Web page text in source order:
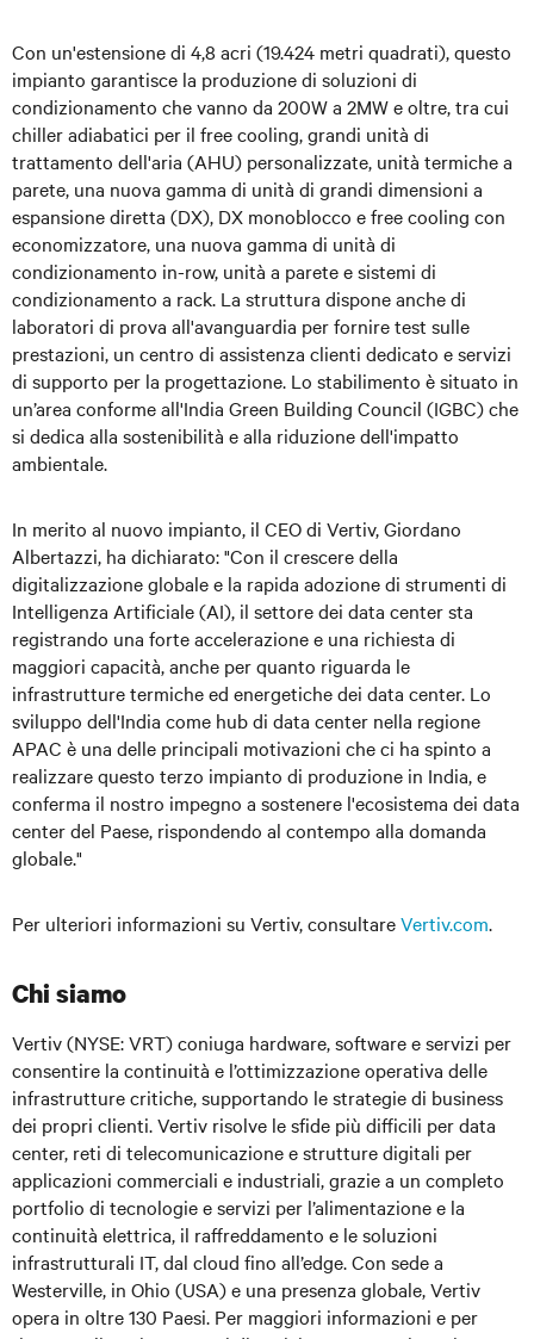
Con un'estensione di 4,8 acri (19.424 metri quadrati), questo
impianto garantisce la produzione di soluzioni di
condizionamento che vanno da 200W a 2MW e oltre, tra cui
chiller adiabatici per il free cooling, grandi unità di
trattamento dell'aria (AHU) personalizzate, unità termiche a
parete, una nuova gamma di unità di grandi dimensioni a
espansione diretta (DX), DX monoblocco e free cooling con
economizzatore, una nuova gamma di unità di
condizionamento in-row, unità a parete e sistemi di
condizionamento a rack. La struttura dispone anche di
laboratori di prova all'avanguardia per fornire test sulle
prestazioni, un centro di assistenza clienti dedicato e servizi
di supporto per la progettazione. Lo stabilimento è situato in
un’area conforme all'India Green Building Council (IGBC) che
si dedica alla sostenibilità e alla riduzione dell'impatto
ambientale.
In merito al nuovo impianto, il CEO di Vertiv, Giordano
Albertazzi, ha dichiarato: "Con il crescere della
digitalizzazione globale e la rapida adozione di strumenti di
Intelligenza Artificiale (AI), il settore dei data center sta
registrando una forte accelerazione e una richiesta di
maggiori capacità, anche per quanto riguarda le
infrastrutture termiche ed energetiche dei data center. Lo
sviluppo dell'India come hub di data center nella regione
APAC è una delle principali motivazioni che ci ha spinto a
realizzare questo terzo impianto di produzione in India, e
conferma il nostro impegno a sostenere l'ecosistema dei data
center del Paese, rispondendo al contempo alla domanda
globale."
Per ulteriori informazioni su Vertiv, consultareVertiv.com.
Chi siamo
Vertiv (NYSE: VRT)coniuga hardware, software e servizi per
consentire la continuità e l’ottimizzazione operativa delle
infrastrutture critiche, supportando le strategie di business
dei propri clienti. Vertiv risolve le sfide più difficili per data
center, reti di telecomunicazione e strutture digitali per
applicazioni commerciali e industriali, grazie a un completo
portfolio di tecnologie e servizi per l’alimentazione e la
continuità elettrica, il raffreddamento e le soluzioni
infrastrutturali IT, dal cloud fino all’edge. Con sede a
Westerville, in Ohio (USA) e una presenza globale, Vertiv
opera in oltre 130 Paesi. Per maggiori informazioni e per